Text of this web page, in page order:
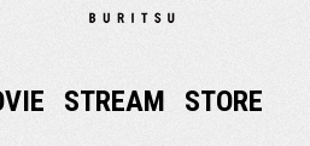
STREAM STORE